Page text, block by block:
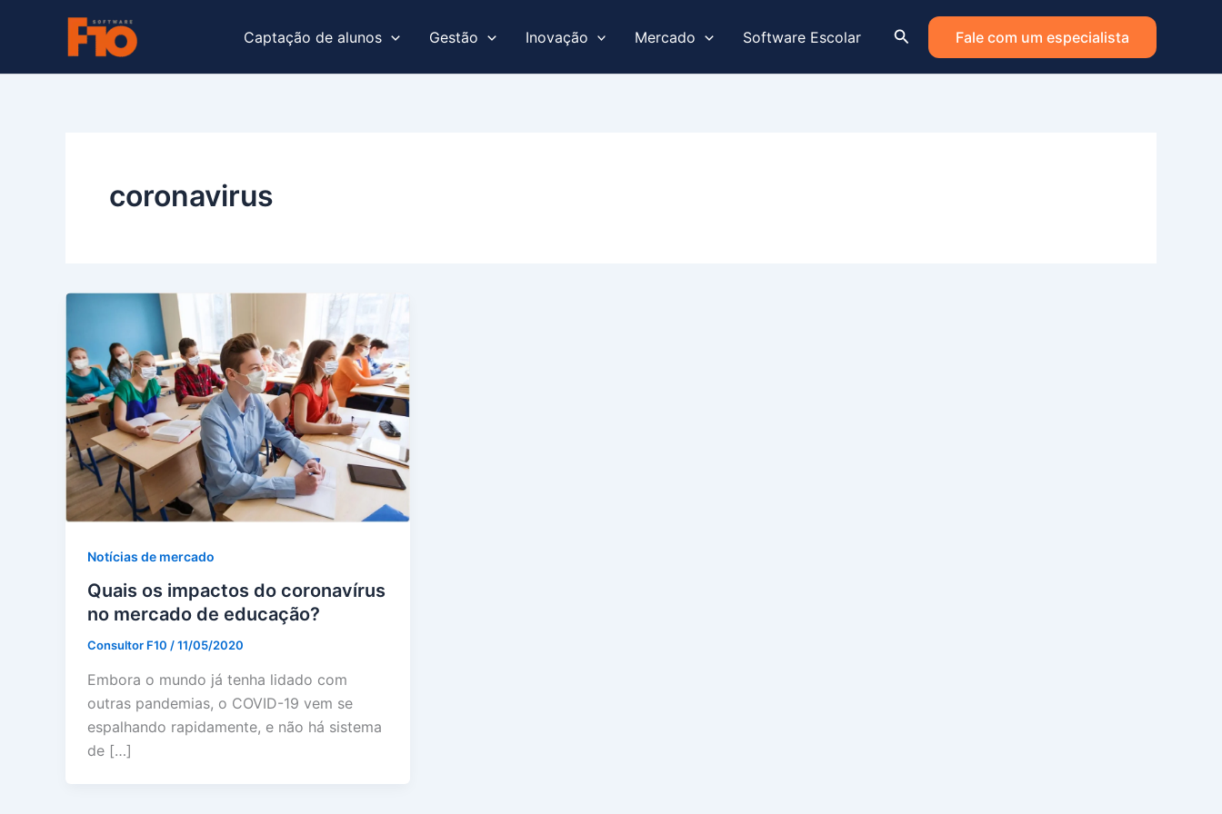
Captação de alunos Gestão Inovação Mercado Software Escolar PesquisarFale com um especialista
coronavirus
Notícias de mercado
Quais os impactos do coronavírus
no mercado de educação?
Consultor F10 /11/05/2020
Embora o mundo já tenha lidado com
outras pandemias, o COVID-19 vem se
espalhando rapidamente, e não há sistema
de […]